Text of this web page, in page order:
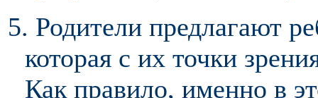
5. Родители предлагают
которая с их точки
Как правило, именно в